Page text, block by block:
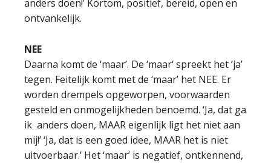
anders doen!’ Kortom, positief, bereid, open en
ontvankelijk.
NEE
Daarna komt de ‘maar’. De ‘maar‘ spreekt het ‘ja’
tegen. Feitelijk komt met de ‘maar’ het NEE. Er
worden drempels opgeworpen, voorwaarden
gesteld en onmogelijkheden benoemd. ‘Ja, dat ga
ik anders doen, MAAR eigenlijk ligt het niet aan
mij!’ ‘Ja, dat is een goed idee, MAAR het is niet
uitvoerbaar.’ Het ‘maar’ is negatief, ontkennend,